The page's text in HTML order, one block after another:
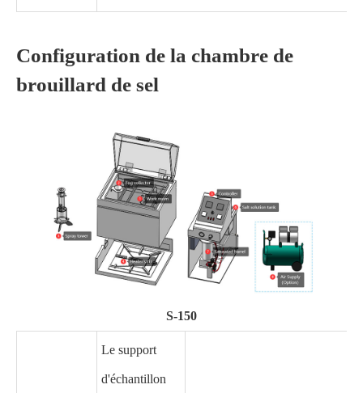
Configuration de la chambre de
brouillard de sel
S-150
Le support
d'échantillon